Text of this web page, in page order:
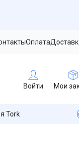
Оплата
Войти Мои
Tork